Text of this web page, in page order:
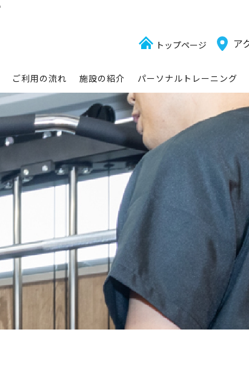
ア
トップページ
ご利用の流れ 施設の紹介 パーソナルトレーニング